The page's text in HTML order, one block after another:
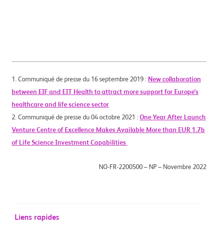
1. Communiqué de presse du 16 septembre 2019 : New collaboration
between EIF and EIT Health to attract more support for Europe’s
healthcare and life science sector
2. Communiqué de presse du 04 octobre 2021 : One Year After Launch
Venture Centre of Excellence Makes Available More than EUR 1.7b
of Life Science Investment Capabilities
NO-FR-2200500 – NP – Novembre 2022
Liens rapides